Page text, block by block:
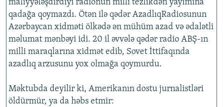
maliyyələşdirdiyi radionun milli tezlikdən yayımına
qadağa qoymazdı. Ötən ilə qədər AzadlıqRadiosunun
Azərbaycan xidməti ölkədə ən mühüm azad və ədalətli
məlumat mənbəyi idi. 20 il əvvələ qədər radio ABŞ-ın
milli maraqlarına xidmət edib, Sovet İttifaqında
azadlıq arzusunu yox olmağa qoymurdu.
Məktubda deyilir ki, Amerikanın dostu jurnalistləri
öldürmür, ya da həbs etmir: